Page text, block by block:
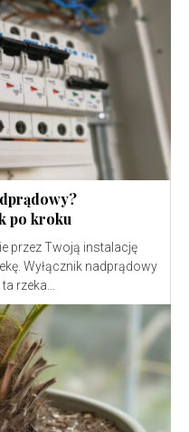
po kroku
przez Twoją instalację
Wyłącznik nadprądowy
rzeka...